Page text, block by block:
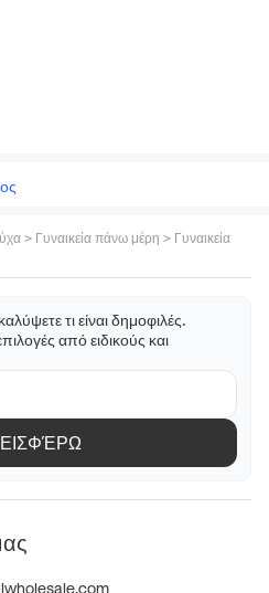
> Γυναικεία πάνω μέρη > Γυναικεία
τι είναι δημοφιλές.
από ειδικούς και